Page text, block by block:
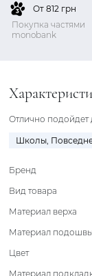
От 812 грн
Покупка частями
monobank
Отлично подойдет
Школы,
Бренд
Вид товара
Материал верха
Материал подошвы
Цвет
Материал